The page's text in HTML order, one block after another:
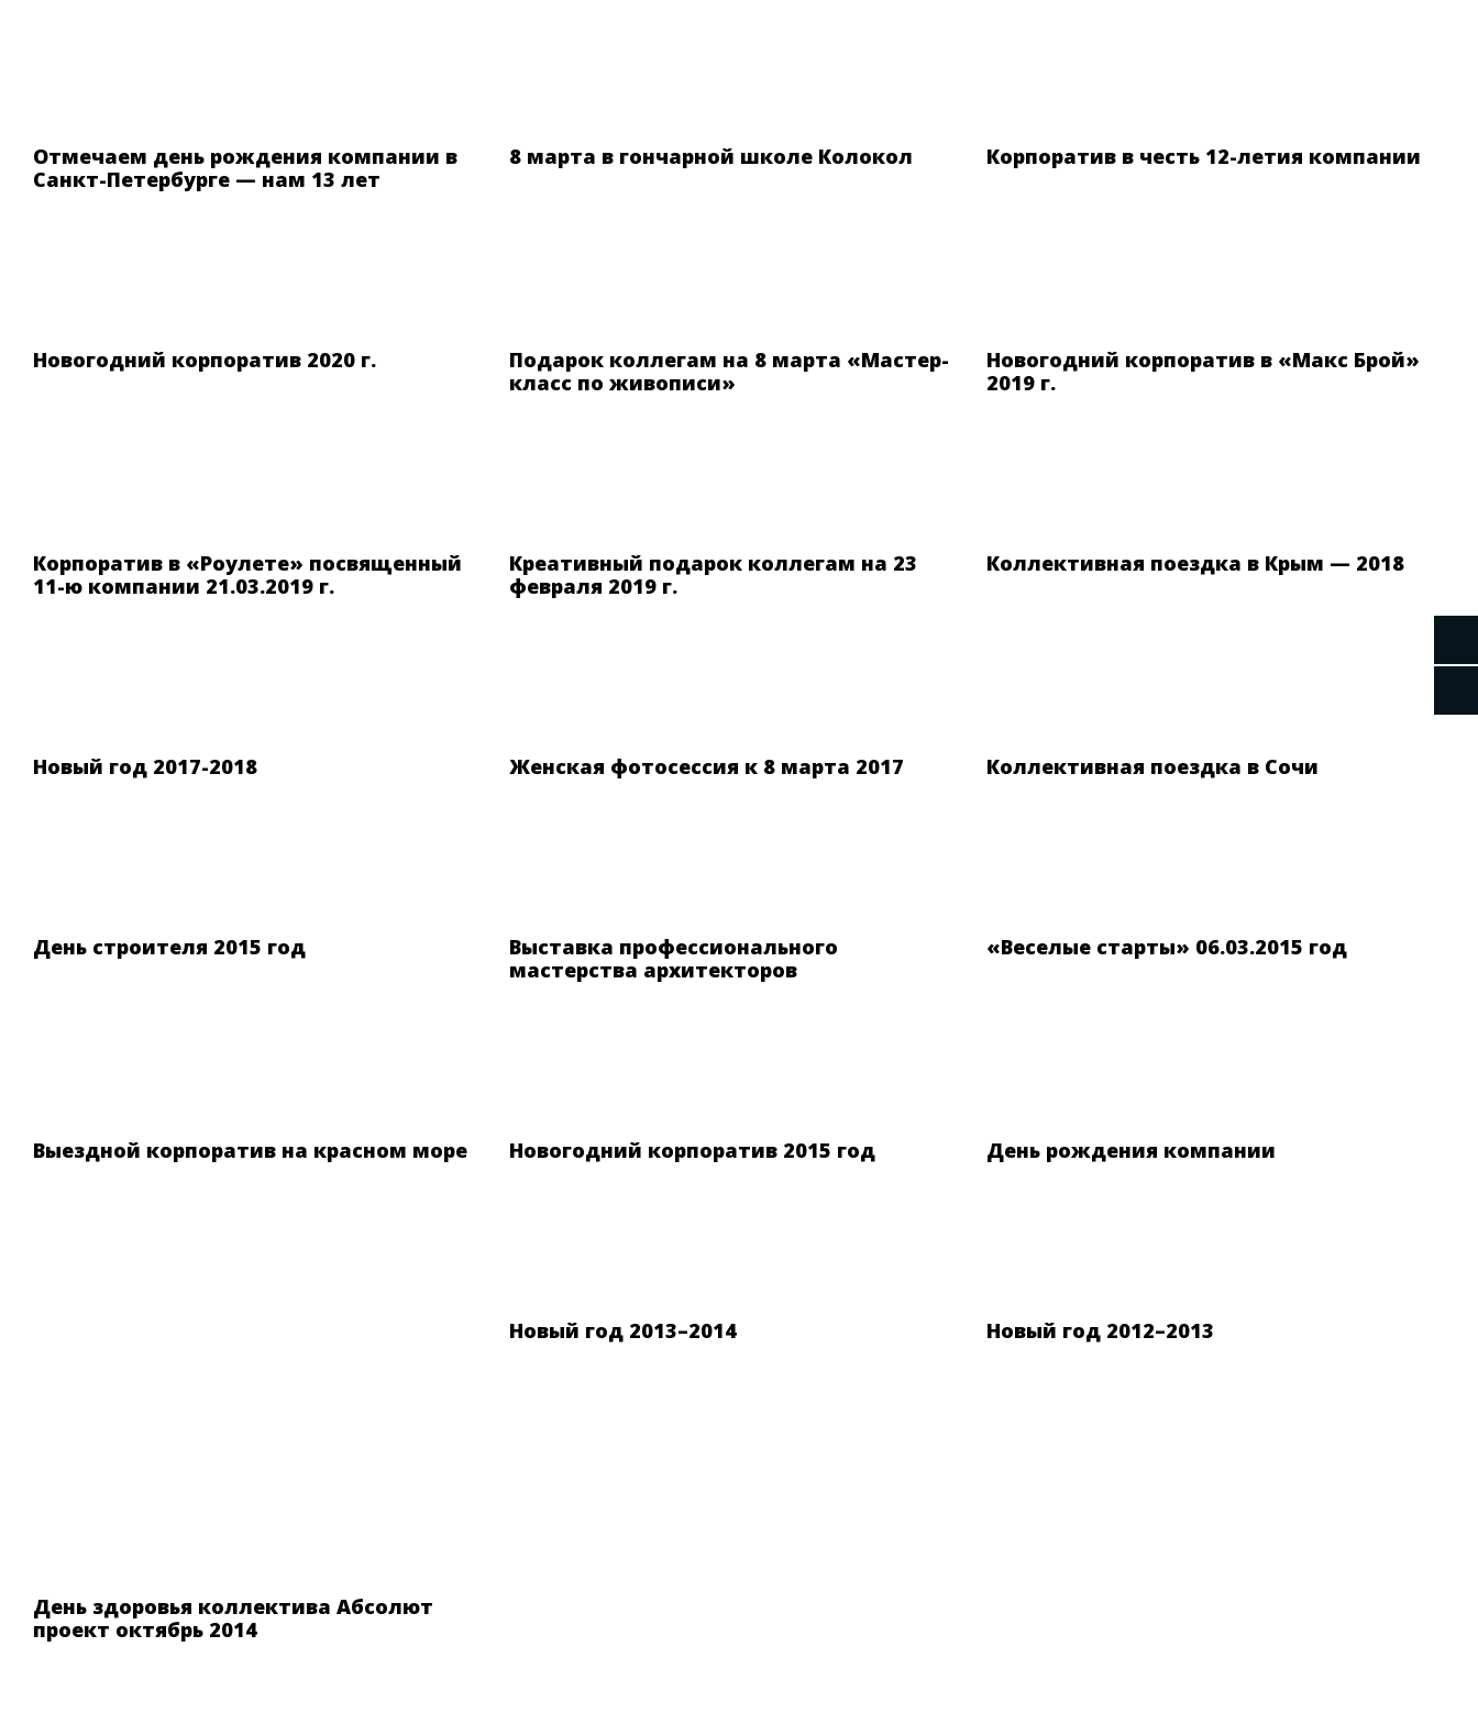
Отмечаем день рождения компании в
Санкт-Петербурге — нам 13 лет
8 марта в гончарной школе Колокол Корпоратив в честь 12-летия компании
Новогодний корпоратив 2020 г.
Подарок коллегам на 8 марта «Мастер-
класс по живописи»
Новогодний корпоратив в «Макс Брой»
2019 г.
Корпоратив в «Роулете» посвященный
11-ю компании 21.03.2019 г.
Креативный подарок коллегам на 23
февраля 2019 г.
Коллективная поездка в Крым — 2018
Новый год 2017-2018 Женская фотосессия к 8 марта 2017 Коллективная поездка в Сочи
День строителя 2015 год
Выставка профессионального
мастерства архитекторов
«Веселые старты» 06.03.2015 год
Выездной корпоратив на красном море Новогодний корпоратив 2015 год День рождения компании
День здоровья коллектива Абсолют
проект октябрь 2014
Новый год 2013–2014 Новый год 2012–2013